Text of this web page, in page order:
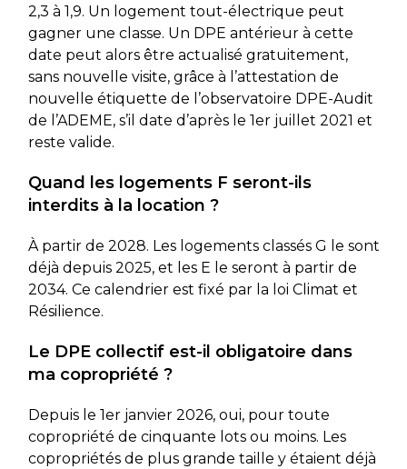
2,3 à 1,9. Un logement tout-électrique peut
gagner une classe. Un DPE antérieur à cette
date peut alors être actualisé gratuitement,
sans nouvelle visite, grâce à l’attestation de
nouvelle étiquette de l’observatoire DPE-Audit
de l’ADEME, s’il date d’après le 1er juillet 2021 et
reste valide.
Quand les logements F seront-ils
interdits à la location ?
À partir de 2028. Les logements classés G le sont
déjà depuis 2025, et les E le seront à partir de
2034. Ce calendrier est fixé par la loi Climat et
Résilience.
Le DPE collectif est-il obligatoire dans
ma copropriété ?
Depuis le 1er janvier 2026, oui, pour toute
copropriété de cinquante lots ou moins. Les
copropriétés de plus grande taille y étaient déjà